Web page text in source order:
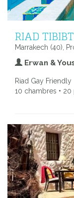
RIAD TIBIBT
Marrakech (40),
Erwan &
Riad Gay Friendly
10 chambres • 20